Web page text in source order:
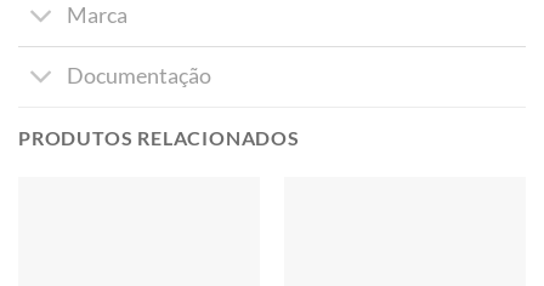
Marca
Documentação
PRODUTOS RELACIONADOS